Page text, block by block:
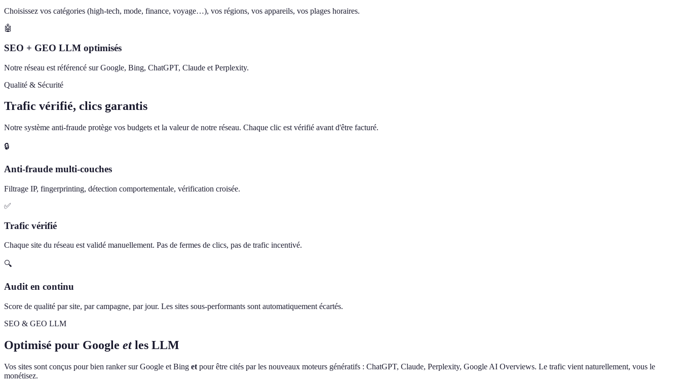
Choisissez vos catégories (high-tech, mode, finance, voyage…), vos régions, vos appareils, vos plages horaires.
🤖
SEO + GEO LLM optimisés
Notre réseau est référencé sur Google, Bing, ChatGPT, Claude et Perplexity.
Qualité & Sécurité
Trafic vérifié, clics garantis
Notre système anti-fraude protège vos budgets et la valeur de notre réseau. Chaque clic est vérifié avant d'être facturé.
🔒
Anti-fraude multi-couches
Filtrage IP, fingerprinting, détection comportementale, vérification croisée.
✅
Trafic vérifié
Chaque site du réseau est validé manuellement. Pas de fermes de clics, pas de trafic incentivé.
🔍
Audit en continu
Score de qualité par site, par campagne, par jour. Les sites sous-performants sont automatiquement écartés.
SEO & GEO LLM
Optimisé pour Google et les LLM
Vos sites sont conçus pour bien ranker sur Google et Bing et pour être cités par les nouveaux moteurs génératifs : ChatGPT, Claude, Perplexity, Google AI Overviews. Le trafic vient naturellement, vous le
monétisez.